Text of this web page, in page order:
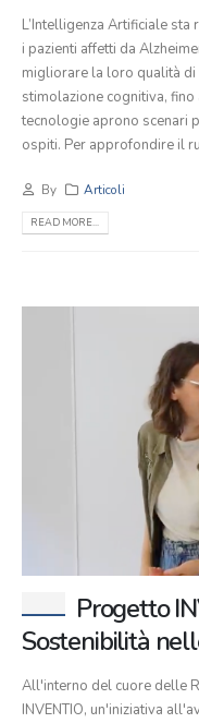
L’Intelligenza Artificiale
i pazienti affetti da
migliorare la loro qualità di
stimolazione cognitiva,
tecnologie aprono scenari
ospiti. Per approfondire il
By Articoli
READ MORE...
Progetto
Sostenibilità
All'interno del cuore delle
INVENTIO, un'iniziativa